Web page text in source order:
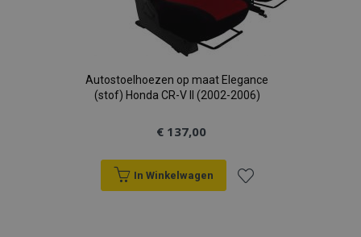
Autostoelhoezen op maat Elegance
(stof) Honda CR-V II (2002-2006)
€ 137,00
In Winkelwagen